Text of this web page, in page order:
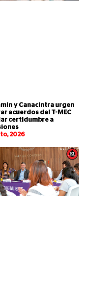
y Canacintra urgen
acuerdos del T-MEC
certidumbre a
2026